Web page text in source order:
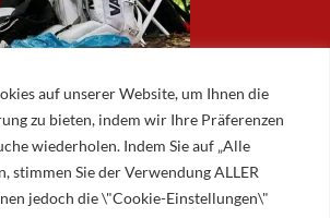
auf unserer Website, um Ihnen die
zu bieten, indem wir Ihre Präferenzen
wiederholen. Indem Sie auf „Alle
stimmen Sie der Verwendung ALLER
jedoch die \"Cookie-Einstellungen\"